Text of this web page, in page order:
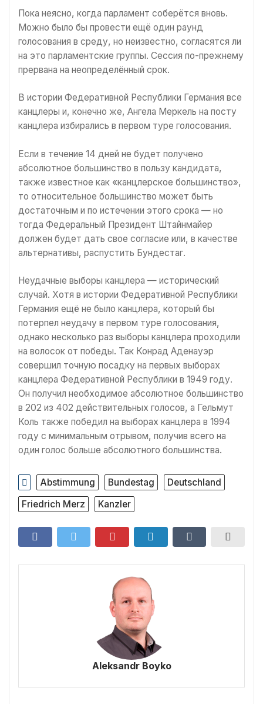
Пока неясно, когда парламент соберётся вновь.
Можно было бы провести ещё один раунд
голосования в среду, но неизвестно, согласятся ли
на это парламентские группы. Сессия по-прежнему
прервана на неопределённый срок.
В истории Федеративной Республики Германия все
канцлеры и, конечно же, Ангела Меркель на посту
канцлера избирались в первом туре голосования.
Если в течение 14 дней не будет получено
абсолютное большинство в пользу кандидата,
также известное как «канцлерское большинство»,
то относительное большинство может быть
достаточным и по истечении этого срока — но
тогда Федеральный Президент Штайнмайер
должен будет дать свое согласие или, в качестве
альтернативы, распустить Бундестаг.
Неудачные выборы канцлера — исторический
случай. Хотя в истории Федеративной Республики
Германия ещё не было канцлера, который бы
потерпел неудачу в первом туре голосования,
однако несколько раз выборы канцлера проходили
на волосок от победы. Так Конрад Аденауэр
совершил точную посадку на первых выборах
канцлера Федеративной Республики в 1949 году.
Он получил необходимое абсолютное большинство
в 202 из 402 действительных голосов, а Гельмут
Коль также победил на выборах канцлера в 1994
году с минимальным отрывом, получив всего на
один голос больше абсолютного большинства.
Abstimmung Bundestag
Deutschland
Friedrich Merz
Kanzler
Aleksandr Boyko